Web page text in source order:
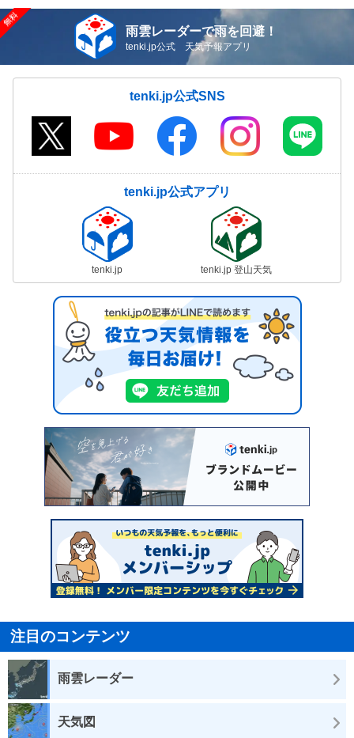
雨雲レーダーで雨を回避！
tenki.jp公式 天気予報アプリ
tenki.jp公式SNS
tenki.jp公式アプリ
tenki.jp tenki.jp 登山天気
注目のコンテンツ
雨雲レーダー
天気図